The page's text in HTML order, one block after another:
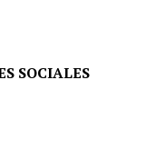
SOCIALES